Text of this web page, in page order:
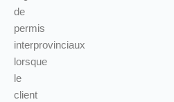
de
permis
interprovinciaux
lorsque
le
client